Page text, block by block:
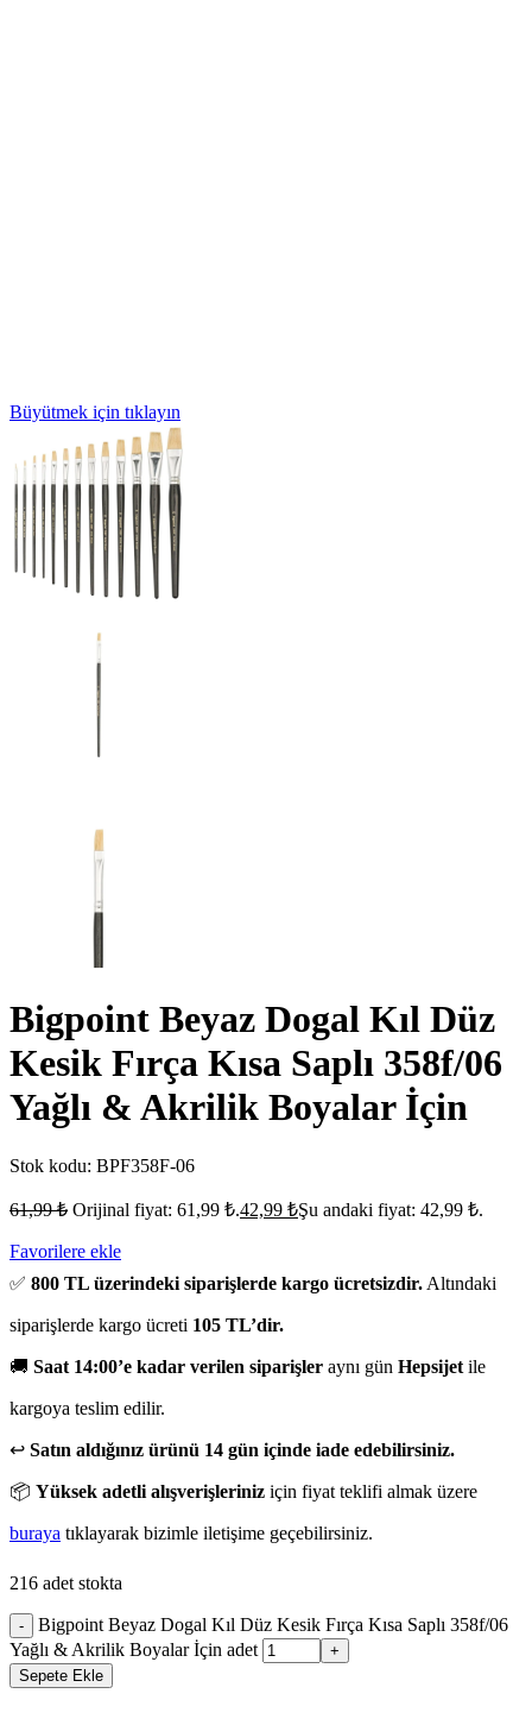
Büyütmek için tıklayın
Bigpoint Beyaz Dogal Kıl Düz
Kesik Fırça Kısa Saplı 358f/06
Yağlı & Akrilik Boyalar İçin
Stok kodu: BPF358F-06
61,99₺ Orijinal fiyat: 61,99 ₺.42,99 ₺Şu andaki fiyat: 42,99 ₺.
Favorilere ekle
✅ 800 TL üzerindeki siparişlerde kargo ücretsizdir. Altındaki
siparişlerde kargo ücreti 105 TL’dir.
🚚 Saat 14:00’e kadar verilen siparişler aynı gün Hepsijet ile
kargoya teslim edilir.
↩️ Satın aldığınız ürünü 14 gün içinde iade edebilirsiniz.
📦 Yüksek adetli alışverişleriniz için fiyat teklifi almak üzere
buraya tıklayarak bizimle iletişime geçebilirsiniz.
216 adet stokta
-
Bigpoint Beyaz Dogal Kıl Düz Kesik Fırça Kısa Saplı 358f/06
Yağlı & Akrilik Boyalar İçin adet
+
Sepete Ekle